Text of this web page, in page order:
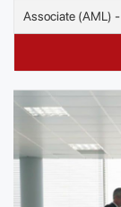
Associate (AML)